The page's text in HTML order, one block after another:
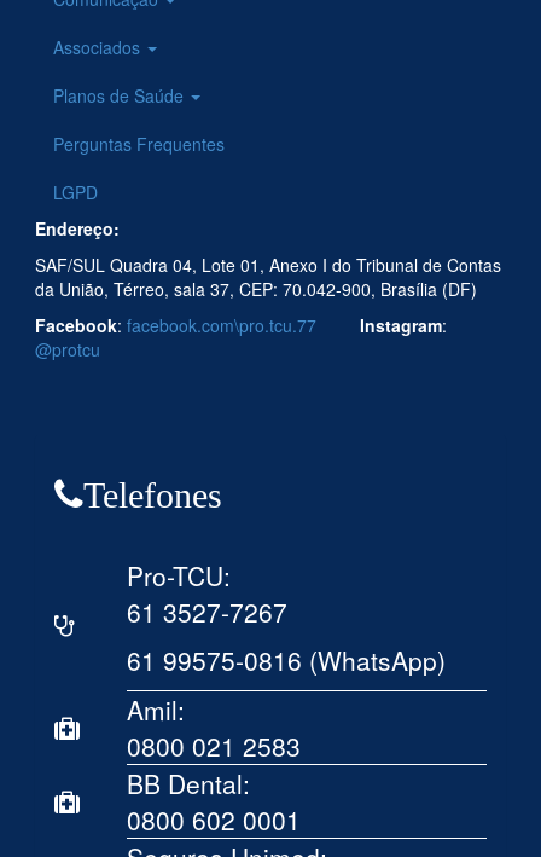
Associados
Planos de Saúde
Perguntas Frequentes
LGPD
Endereço:
SAF/SUL Quadra 04, Lote 01, Anexo I do Tribunal de Contas
da União, Térreo, sala 37, CEP: 70.042-900, Brasília (DF)
Facebook: facebook.com\pro.tcu.77 Instagram:
@protcu
Telefones
Pro-TCU:
61 3527-7267
61 99575-0816 (WhatsApp)
Amil:
0800 021 2583
BB Dental:
0800 602 0001